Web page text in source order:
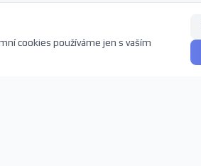
cookies používáme jen s vaším